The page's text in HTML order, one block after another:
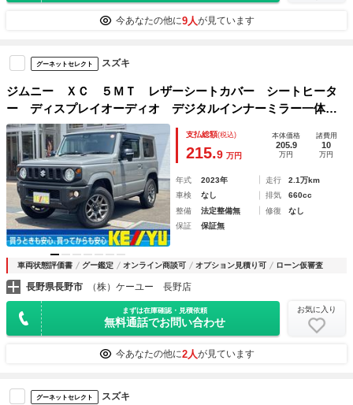
今あなたの他に9人が見ています
グーネットセレクト スズキ
ジムニー ＸＣ ５ＭＴ レザーシートカバー シートヒータ
ー ディスプレイオーディオ デジタルインナーミラー一体ド
ライブレコーダー クルーズコントロール ＬＥＤヘッドライ
ト １６インチアルミ
支払総額(税込)
215.9 万円
本体価格
205.9
万円
諸費用
10
万円
年式 2023年 走行
2.1万km
車検
なし 排気
660cc
整備
法定整備無 修復
なし
保証
保証無
車両状態評価書 グー鑑定 オンライン商談可 オプション見積り可 ローン仮審査
長野県長野市 （株）ケーユー 長野店
まずは在庫確認・見積依頼
無料通話でお問い合わせ
お気に入り
今あなたの他に2人が見ています
グーネットセレクト スズキ